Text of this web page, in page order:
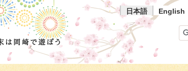
日本語 English